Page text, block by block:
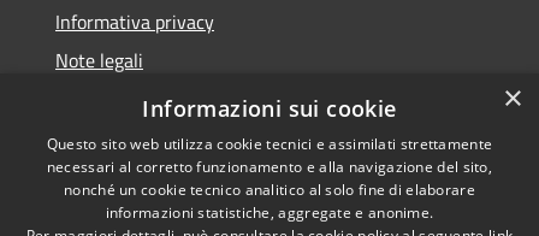
Informativa privacy
Note legali
Dichiarazione di accessibilità
Copyright © 2026 • Comune di
×
Informazioni sui cookie
Questo sito web utilizza cookie tecnici e assimilati strettamente
necessari al corretto funzionamento e alla navigazione del sito,
nonché un cookie tecnico analitico al solo fine di elaborare
informazioni statistiche, aggregate e anonime.